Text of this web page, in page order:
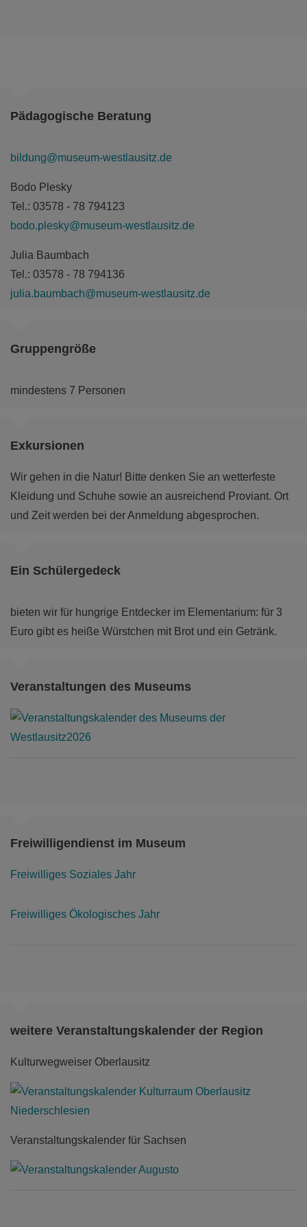
Pädagogische Beratung
bildung@museum-westlausitz.de
Bodo Plesky
Tel.: 03578 - 78 794123
bodo.plesky@museum-westlausitz.de
Julia Baumbach
Tel.: 03578 - 78 794136
julia.baumbach@museum-westlausitz.de
Gruppengröße
mindestens 7 Personen
Exkursionen
Wir gehen in die Natur! Bitte denken Sie an wetterfeste
Kleidung und Schuhe sowie an ausreichend Proviant. Ort
und Zeit werden bei der Anmeldung abgesprochen.
Ein Schülergedeck
bieten wir für hungrige Entdecker im Elementarium: für 3
Euro gibt es heiße Würstchen mit Brot und ein Getränk.
Veranstaltungen des Museums
Freiwilligendienst im Museum
Freiwilliges Soziales Jahr
Freiwilliges Ökologisches Jahr
weitere Veranstaltungskalender der Region
Kulturwegweiser Oberlausitz
Veranstaltungskalender für Sachsen